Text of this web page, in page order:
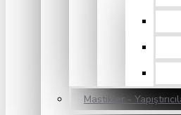
Mastikler -